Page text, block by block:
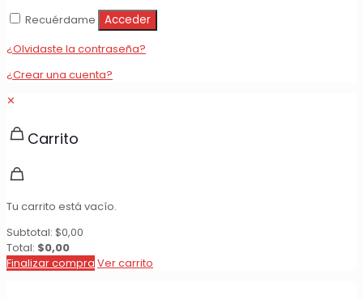
Recuérdame
Acceder
¿Olvidaste la contraseña?
¿Crear una cuenta?
✕
Carrito
Tu carrito está vacío.
Subtotal: $0,00
Total: $0,00
Finalizar compra Ver carrito